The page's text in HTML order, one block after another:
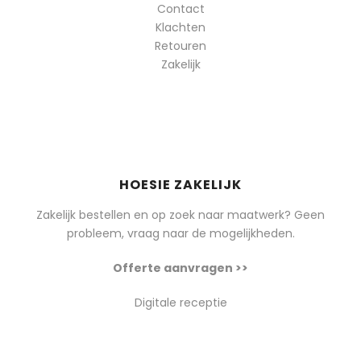
Contact
Klachten
Retouren
Zakelijk
HOESIE ZAKELIJK
Zakelijk bestellen en op zoek naar maatwerk? Geen
probleem, vraag naar de mogelijkheden.
Offerte aanvragen >>
Digitale receptie